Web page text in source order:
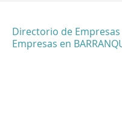
Directorio de Empresas
Empresas en